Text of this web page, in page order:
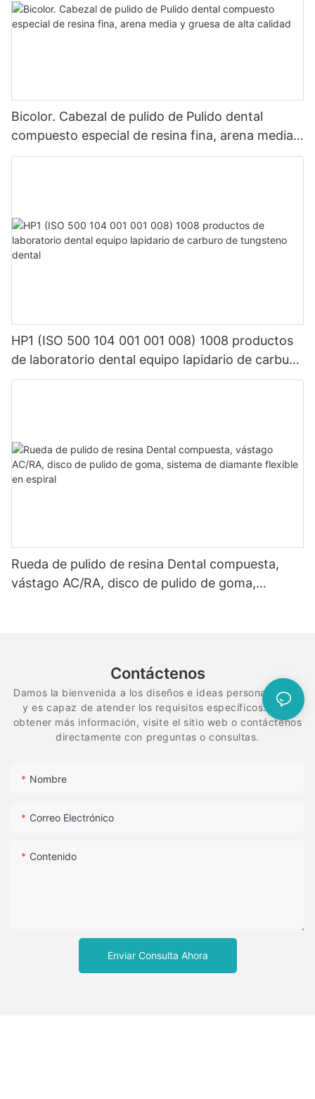
Bicolor. Cabezal de pulido de Pulido dental
compuesto especial de resina fina, arena media y
gruesa de alta calidad
HP1 (ISO 500 104 001 001 008) 1008 productos
de laboratorio dental equipo lapidario de carburo
de tungsteno dental
Rueda de pulido de resina Dental compuesta,
vástago AC/RA, disco de pulido de goma,
Contáctenos
Damos la bienvenida a los diseños e ideas personalizados
y es capaz de atender los requisitos específicos. Para
obtener más información, visite el sitio web o contáctenos
directamente con preguntas o consultas.
Nombre
Correo Electrónico
Contenido
Enviar Consulta Ahora